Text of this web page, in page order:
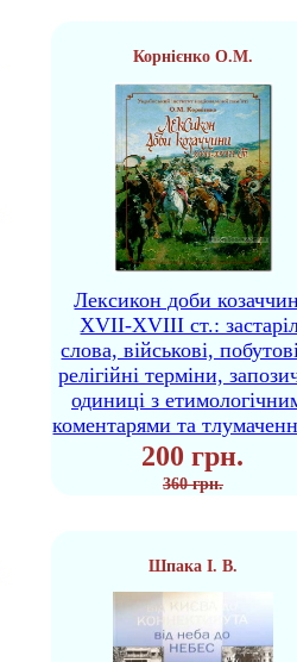
Корнієнко О.М.
Лексикон доби
XVII-XVIII ст.:
слова, військові,
релігійні терміни,
одиниці з
коментарями та
200 грн.
360 грн.
Шпака І. В.